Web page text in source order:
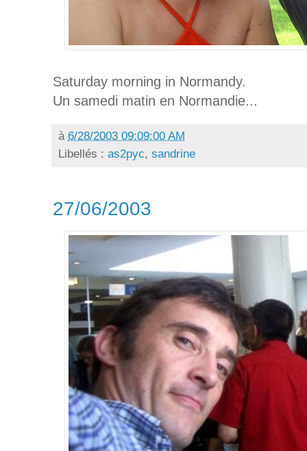
Saturday morning in Normandy.
Un samedi matin en Normandie...
à 6/28/2003 09:09:00 AM
Libellés : as2pyc, sandrine
27/06/2003